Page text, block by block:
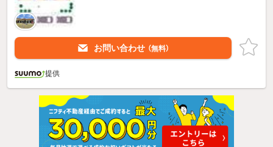
お問い合わせ （無料）
提供